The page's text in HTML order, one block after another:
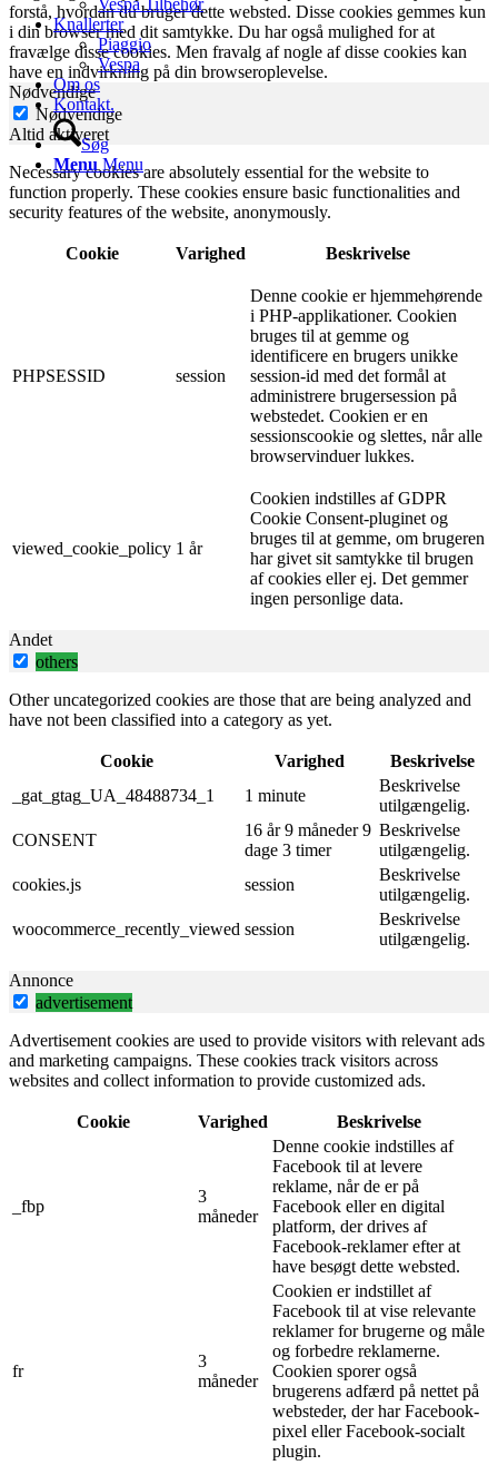
Vespa Tilbehør
Knallerter
Piaggio
Vespa
Om os
Kontakt.
Søg
Menu Menu
forstå, hvordan du bruger dette websted. Disse cookies gemmes kun
i din browser med dit samtykke. Du har også mulighed for at
fravælge disse cookies. Men fravalg af nogle af disse cookies kan
have en indvirkning på din browseroplevelse.
Nødvendige
Nødvendige
Altid aktiveret
Necessary cookies are absolutely essential for the website to
function properly. These cookies ensure basic functionalities and
security features of the website, anonymously.
Cookie Varighed Beskrivelse
PHPSESSID session
Denne cookie er hjemmehørende
i PHP-applikationer. Cookien
bruges til at gemme og
identificere en brugers unikke
session-id med det formål at
administrere brugersession på
webstedet. Cookien er en
sessionscookie og slettes, når alle
browservinduer lukkes.
viewed_cookie_policy 1 år
Cookien indstilles af GDPR
Cookie Consent-pluginet og
bruges til at gemme, om brugeren
har givet sit samtykke til brugen
af ​​cookies eller ej. Det gemmer
ingen personlige data.
Andet
others
Other uncategorized cookies are those that are being analyzed and
have not been classified into a category as yet.
Cookie Varighed
Beskrivelse
_gat_gtag_UA_48488734_1
1 minute
Beskrivelse
utilgængelig.
CONSENT
16 år 9 måneder 9
dage 3 timer
Beskrivelse
utilgængelig.
cookies.js
session
Beskrivelse
utilgængelig.
woocommerce_recently_viewed session
Beskrivelse
utilgængelig.
Annonce
advertisement
Advertisement cookies are used to provide visitors with relevant ads
and marketing campaigns. These cookies track visitors across
websites and collect information to provide customized ads.
Cookie Varighed Beskrivelse
_fbp
3
måneder
Denne cookie indstilles af
Facebook til at levere
reklame, når de er på
Facebook eller en digital
platform, der drives af
Facebook-reklamer efter at
have besøgt dette websted.
fr
3
måneder
Cookien er indstillet af
Facebook til at vise relevante
reklamer for brugerne og måle
og forbedre reklamerne.
Cookien sporer også
brugerens adfærd på nettet på
websteder, der har Facebook-
pixel eller Facebook-socialt
plugin.